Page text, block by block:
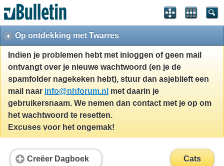
Op ontdekking met Twarres
Indien je problemen hebt met inloggen of geen mail
ontvangt over je nieuwe wachtwoord (en je de
spamfolder nagekeken hebt), stuur dan asjeblieft een
mail naar info@nhforum.nl met daarin je
gebruikersnaam. We nemen dan contact met je op om
het wachtwoord te resetten.
Excuses voor het ongemak!
Creëer Dagboek Cats